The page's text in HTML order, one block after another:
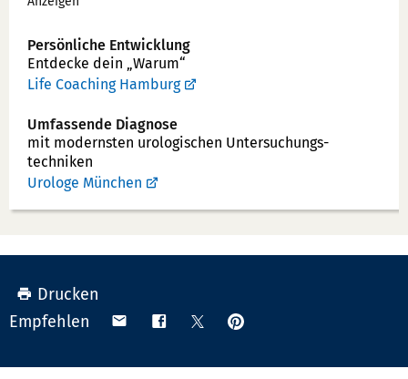
u
m
m
e
r:
Persönliche Entwicklung
Entdecke dein „Warum“
Life Coaching Hamburg
Umfassende Diagnose
mit modernsten uro­logischen Unter­suchungs­
techniken
Urologe München
Drucken
Empfehlen
Teilen Teilen TeilenAnpinnen